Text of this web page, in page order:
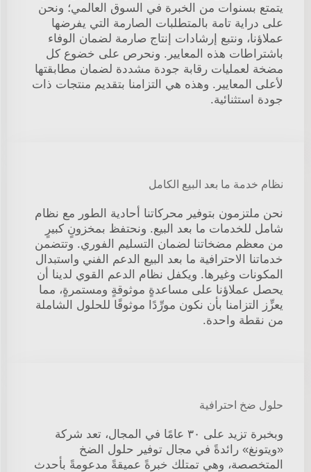
يتمتع بسنوات من الخبرة في السوق العالمي؛ ونحن
على دراية تامة بالمتطلبات الصارمة التي يفرضها
عملاؤنا، ونتبع إرشادات إنتاج صارمة لضمان الوفاء
باشتراطات هذه المعايير. ونحرص على خضوع كل
مضخة لعمليات رقابة جودة مشددة لضمان مطابقتها
لأعلى المعايير. وهذه هي التزامنا بتقديم منتجات ذات
جودة استثنائية.
نظام خدمة ما بعد البيع الكامل
نحن ملتزمون بتوفير محركاتنا أحادية الطور مع نظام
شامل للخدمات ما بعد البيع. ونحتفظ بمخزونٍ كبيرٍ
من معظم مضخاتنا لضمان التسليم الفوري. وتتضمن
خدماتنا الاحترافية ما بعد البيع الدعم الفني واستبدال
المكونات وغيرها. ويكفل نظام الدعم القوي لدينا أن
يحصل عملاؤنا على مساعدةٍ موثوقةٍ ومستمرةٍ، مما
يعزِّز التزامنا بأن نكون مورِّدًا موثوقًا للحلول الشاملة
من نقطة واحدة.
حلول ضخ احترافية
وبخبرة تزيد على ٣٠ عامًا في المجال، تعد شركة
«ويتونغ» رائدةً في مجال توفير حلول الضخ
المتخصصة، وهي تمتلك خبرةً عميقةً مدعومةً بأحدث